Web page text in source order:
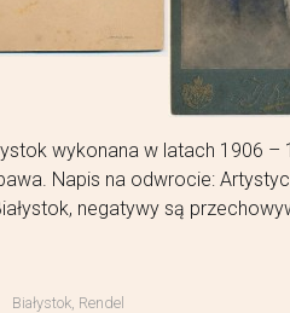
wykonana w latach 1906 –
Napis na odwrocie:
negatywy są
Białystok, Rendel